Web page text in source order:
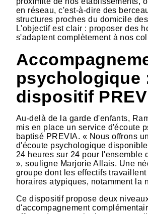
en réseau, c'est-à-dire des
structures proches du domicile
L'objectif est clair : proposer des
s'adaptent complètement à nos
psychologique
dispositif
Au-delà de la garde d'enfants,
mis en place un service d'écoute
baptisé PREVIA. « Nous offrons
d'écoute psychologique
24 heures sur 24 pour l'ensemble
», souligne Marjorie Allais. Une
groupe dont les effectifs travaillent
horaires atypiques, notamment la
Ce dispositif propose deux
d'accompagnement